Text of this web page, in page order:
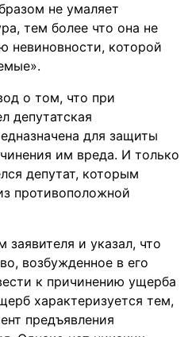
не умаляет
тем более что она не
невиновности, которой
о том, что при
депутатская
для защиты
им вреда. И только
депутат, которым
противоположной
и указал, что
возбужденное в его
к причинению ущерба
характеризуется тем,
предъявления